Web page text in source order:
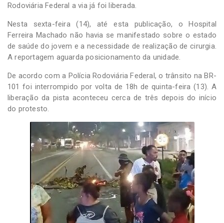
Rodoviária Federal a via já foi liberada.
Nesta sexta-feira (14), até esta publicação, o Hospital
Ferreira Machado não havia se manifestado sobre o estado
de saúde do jovem e a necessidade de realização de cirurgia.
A reportagem aguarda posicionamento da unidade.
De acordo com a Polícia Rodoviária Federal, o trânsito na BR-
101 foi interrompido por volta de 18h de quinta-feira (13). A
liberação da pista aconteceu cerca de três depois do início
do protesto.